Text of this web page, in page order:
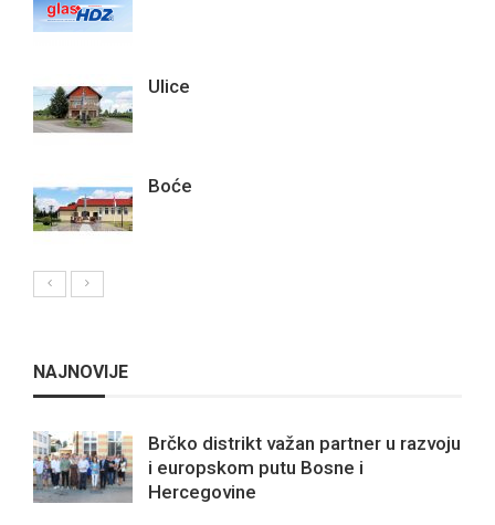
Ulice
Boće
NAJNOVIJE
Brčko distrikt važan partner u razvoju
i europskom putu Bosne i
Hercegovine